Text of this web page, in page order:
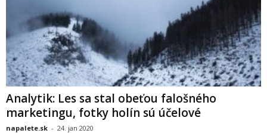
Analytik: Les sa stal obeťou falošného
marketingu, fotky holín sú účelové
napalete.sk - 24. jan 2020